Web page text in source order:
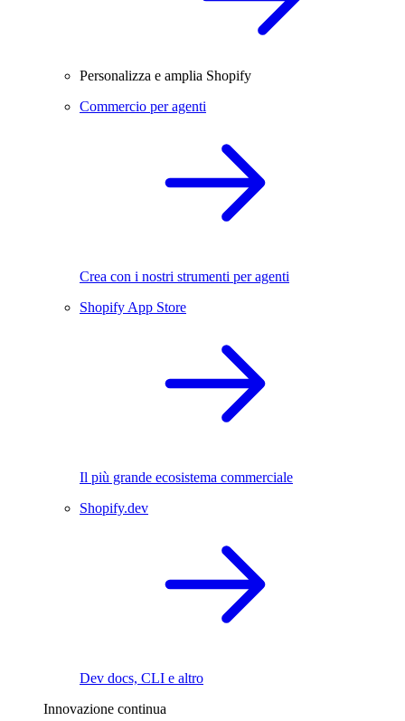
Personalizza e amplia Shopify
Commercio per agenti
Crea con i nostri strumenti per agenti
Shopify App Store
Il più grande ecosistema commerciale
Shopify.dev
Dev docs, CLI e altro
Innovazione continua